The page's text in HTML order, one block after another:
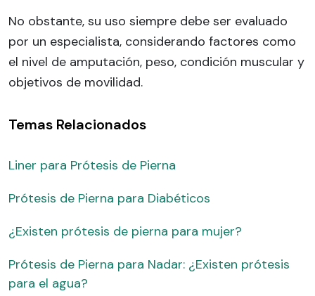
No obstante, su uso siempre debe ser evaluado
por un especialista, considerando factores como
el nivel de amputación, peso, condición muscular y
objetivos de movilidad.
Temas Relacionados
Liner para Prótesis de Pierna
Prótesis de Pierna para Diabéticos
¿Existen prótesis de pierna para mujer?
Prótesis de Pierna para Nadar: ¿Existen prótesis
para el agua?